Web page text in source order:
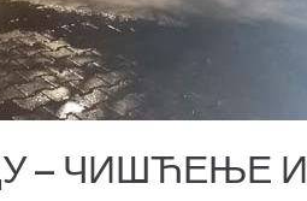
– ЧИШЋЕЊЕ И